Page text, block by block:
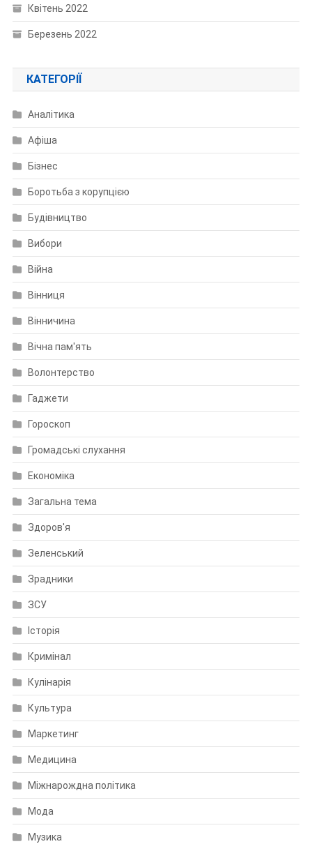
Квітень 2022
Березень 2022
КАТЕГОРІЇ
Аналітика
Афіша
Бізнес
Боротьба з корупцією
Будівництво
Вибори
Війна
Вінниця
Вінничина
Вічна пам'ять
Волонтерство
Гаджети
Гороскоп
Громадські слухання
Економіка
Загальна тема
Здоров'я
Зеленський
Зрадники
ЗСУ
Історія
Кримінал
Кулінарія
Культура
Маркетинг
Медицина
Міжнарождна політика
Мода
Музика